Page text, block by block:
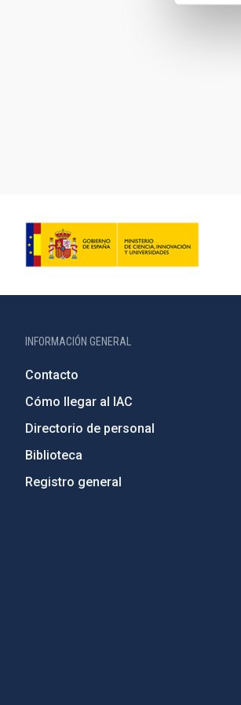
INFORMACIÓN GENERAL
Contacto
Cómo llegar al IAC
Directorio de personal
Biblioteca
Registro general